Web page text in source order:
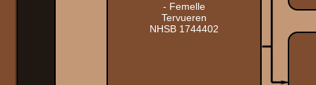
- Femelle
Tervueren
NHSB 1744402